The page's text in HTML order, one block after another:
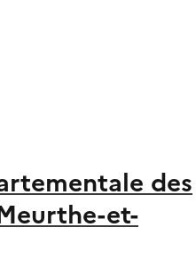
des
et-